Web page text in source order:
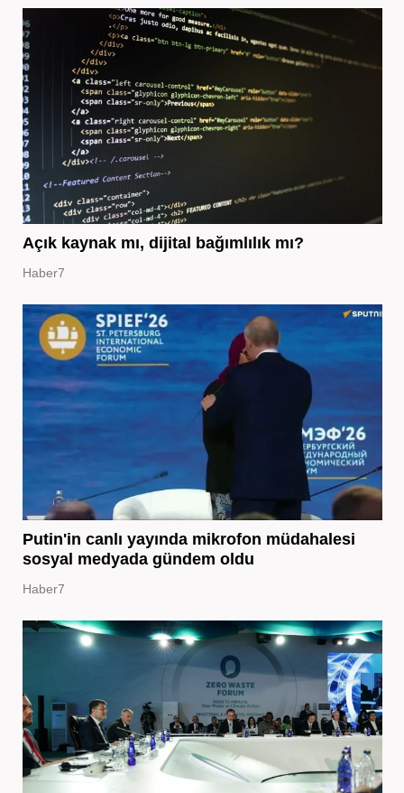
Açık kaynak mı, dijital bağımlılık mı?
Haber7
Putin'in canlı yayında mikrofon müdahalesi
sosyal medyada gündem oldu
Haber7